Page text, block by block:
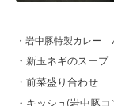
・岩中豚特製カレー
・新玉ネギのスー
・前菜盛り合わせ
・キッシュ(岩中豚